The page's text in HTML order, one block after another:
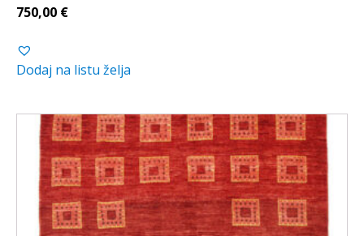
750,00 €
Dodaj na listu želja